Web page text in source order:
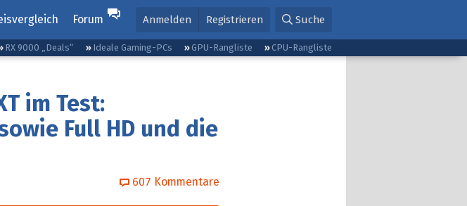
Forum Anmelden Registrieren Suche
RX 9000 „Deals“ Ideale Gaming-PCs GPU-Rangliste CPU-Rangliste
im Test:
Full HD und die
607 Kommentare